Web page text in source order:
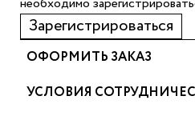
необходимо
Зарегистрироваться
ОФОРМИТЬ ЗАКАЗ
УСЛОВИЯ